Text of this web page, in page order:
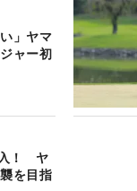
」ヤマ
ャー初
入！ ヤ
を目指